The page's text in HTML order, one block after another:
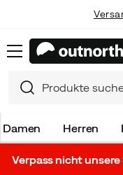
Damen Herren
Verpass nicht